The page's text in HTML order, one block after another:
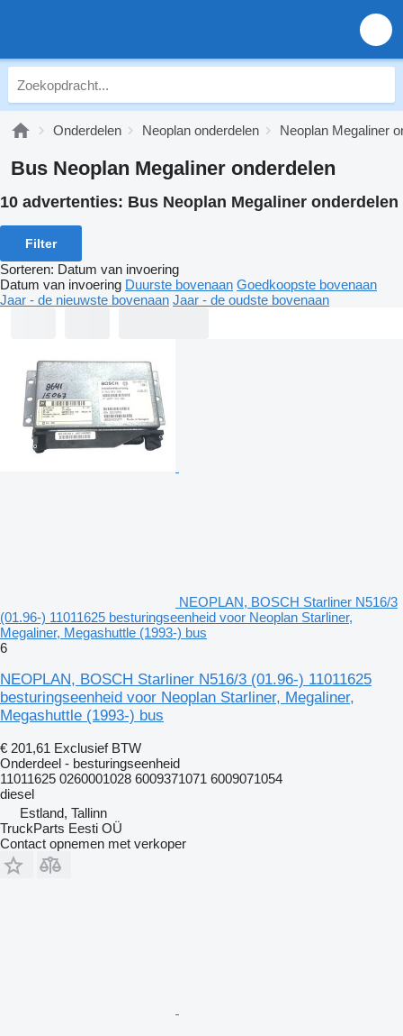
Onderdelen Neoplan onderdelen Neoplan Megaliner
Bus Neoplan Megaliner onderdelen
10 advertenties: Bus Neoplan Megaliner onderdelen
Filter
Sorteren: Datum van invoering
Datum van invoering Duurste bovenaan Goedkoopste bovenaan
Jaar - de nieuwste bovenaan Jaar - de oudste bovenaan
NEOPLAN, BOSCH Starliner N516/3
(01.96-) 11011625 besturingseenheid voor Neoplan Starliner,
Megaliner, Megashuttle (1993-) bus
6
NEOPLAN, BOSCH Starliner N516/3 (01.96-) 11011625
besturingseenheid voor Neoplan Starliner, Megaliner,
Megashuttle (1993-) bus
€ 201,61 Exclusief BTW
Onderdeel - besturingseenheid
11011625 0260001028 6009371071 6009071054
diesel
Estland, Tallinn
TruckParts Eesti OÜ
Contact opnemen met verkoper